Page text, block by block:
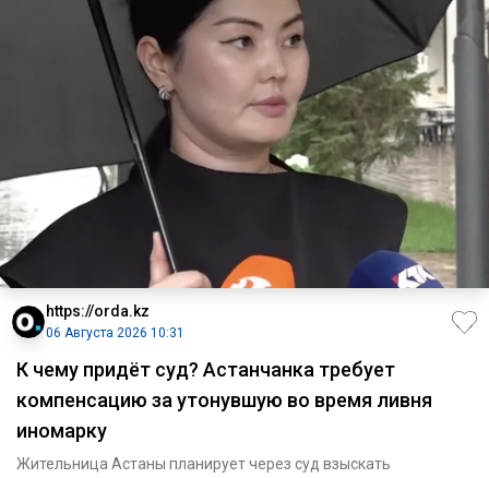
https://orda.kz
06 Августа 2026 10:31
К чему придёт суд? Астанчанка требует
компенсацию за утонувшую во время ливня
иномарку
Жительница Астаны планирует через суд взыскать